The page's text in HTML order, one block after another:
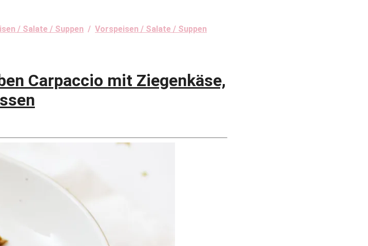
/ Salate / Suppen / Vorspeisen / Salate / Suppen
Carpaccio mit Ziegenkäse,